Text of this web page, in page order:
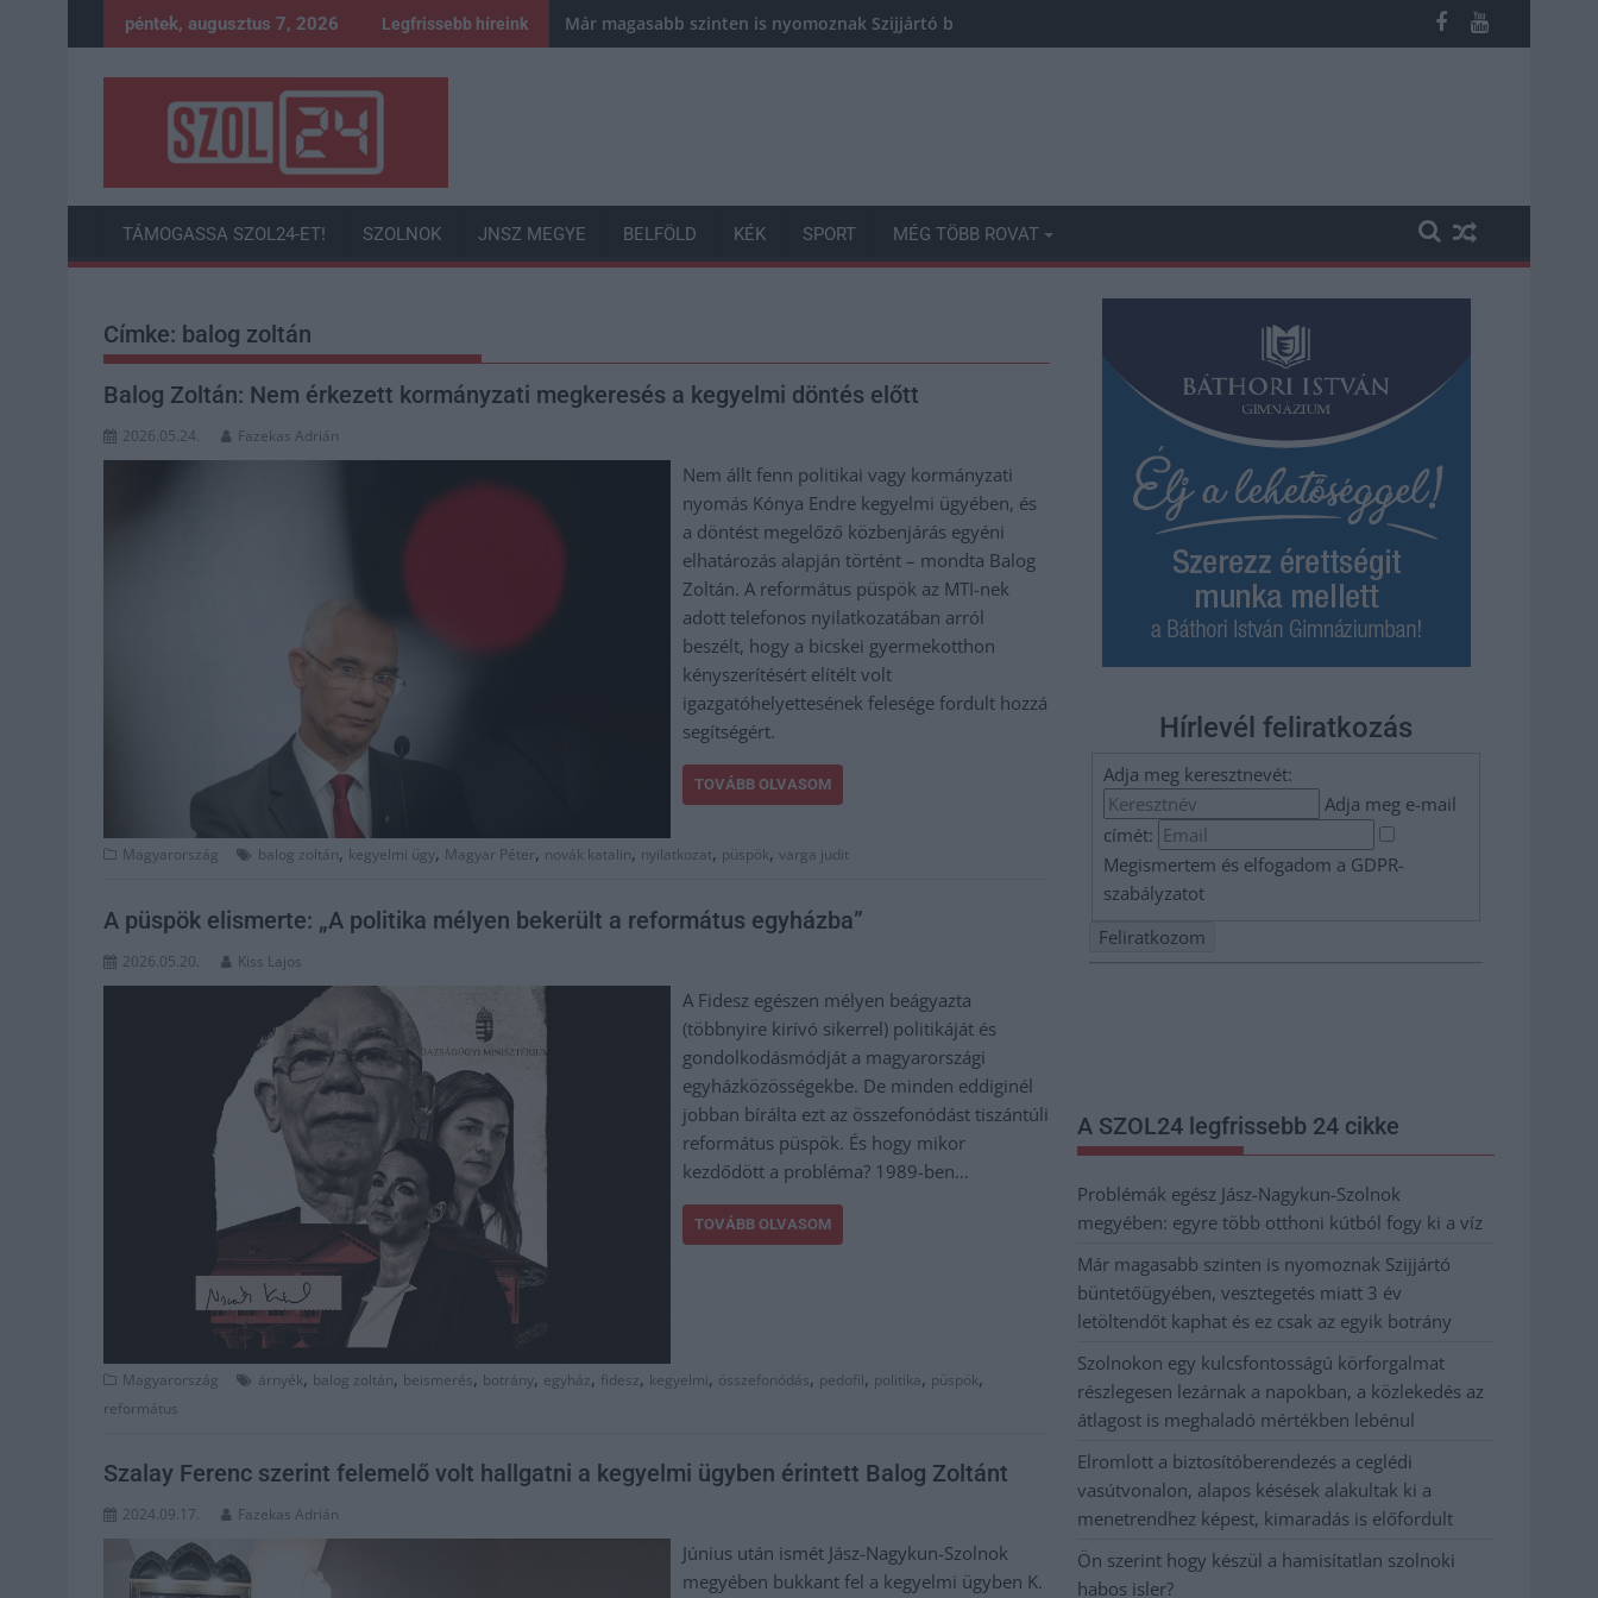
to
péntek, augusztus 7, 2026 Legfrissebb híreink Már magasabb szinten is nyomoznak Szijjártó büntetőügyében, vesztegetés miatt 3 év letöltendőt kaphat és ez csak az egyik
TÁMOGASSA SZOL24-ET! SZOLNOK JNSZ MEGYE BELFÖLD KÉK SPORT MÉG TÖBB ROVAT
Címke: balog zoltán
Balog Zoltán: Nem érkezett kormányzati megkeresés a kegyelmi döntés előtt
2026.05.24. Fazekas Adrián
Nem állt fenn politikai vagy kormányzati
nyomás Kónya Endre kegyelmi ügyében, és
a döntést megelőző közbenjárás egyéni
elhatározás alapján történt – mondta Balog
Zoltán. A református püspök az MTI-nek
adott telefonos nyilatkozatában arról
beszélt, hogy a bicskei gyermekotthon
kényszerítésért elítélt volt
igazgatóhelyettesének felesége fordult hozzá
segítségért.
TOVÁBB OLVASOM
Magyarország balog zoltán, kegyelmi ügy, Magyar Péter, novák katalin, nyilatkozat, püspök, varga judit
A püspök elismerte: „A politika mélyen bekerült a református egyházba”
2026.05.20. Kiss Lajos
A Fidesz egészen mélyen beágyazta
(többnyire kirívó sikerrel) politikáját és
gondolkodásmódját a magyarországi
egyházközösségekbe. De minden eddiginél
jobban bírálta ezt az összefonódást tiszántúli
református püspök. És hogy mikor
kezdődött a probléma? 1989-ben…
TOVÁBB OLVASOM
Magyarország árnyék, balog zoltán, beismerés, botrány, egyház, fidesz, kegyelmi, összefonódás, pedofil, politika, püspök,
református
Szalay Ferenc szerint felemelő volt hallgatni a kegyelmi ügyben érintett Balog Zoltánt
2024.09.17. Fazekas Adrián
Június után ismét Jász-Nagykun-Szolnok
megyében bukkant fel a kegyelmi ügyben K.
Hírlevél feliratkozás
Adja meg keresztnevét:
Adja meg e-mail
címét:
Megismertem és elfogadom a GDPR-
szabályzatot
A SZOL24 legfrissebb 24 cikke
Problémák egész Jász-Nagykun-Szolnok
megyében: egyre több otthoni kútból fogy ki a víz
Már magasabb szinten is nyomoznak Szijjártó
büntetőügyében, vesztegetés miatt 3 év
letöltendőt kaphat és ez csak az egyik botrány
Szolnokon egy kulcsfontosságú körforgalmat
részlegesen lezárnak a napokban, a közlekedés az
átlagost is meghaladó mértékben lebénul
Elromlott a biztosítóberendezés a ceglédi
vasútvonalon, alapos késések alakultak ki a
menetrendhez képest, kimaradás is előfordult
Ön szerint hogy készül a hamisítatlan szolnoki
habos isler?